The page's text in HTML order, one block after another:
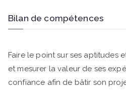
Bilan de compétences
Faire le point sur ses aptitudes
et mesurer la valeur de ses
confiance afin de bâtir son